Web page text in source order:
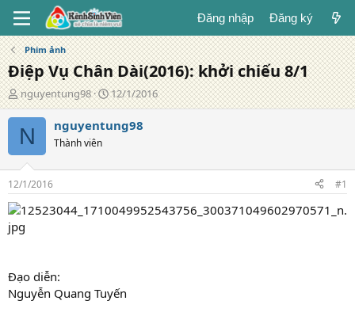
Đăng nhập Đăng ký
Phim ảnh
Điệp Vụ Chân Dài(2016): khởi chiếu 8/1
T
á
c
g
ả
nguyentung98
N
g
à
g
12/1/2016
N nguyentung98
Thành viên
12/1/2016 #1
Đạo diễn:
Nguyễn Quang Tuyến